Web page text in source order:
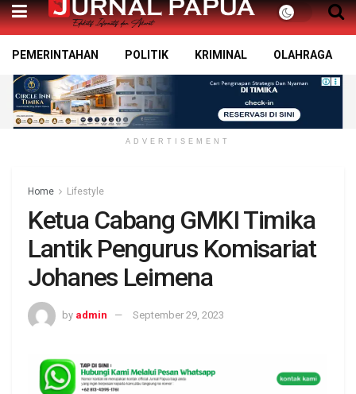
PEMERINTAHAN POLITIK KRIMINAL OLAHRAGA
ADVERTISEMENT
Home Lifestyle
Ketua Cabang GMKI Timika
Lantik Pengurus Komisariat
Johanes Leimena
by admin September 29, 2023